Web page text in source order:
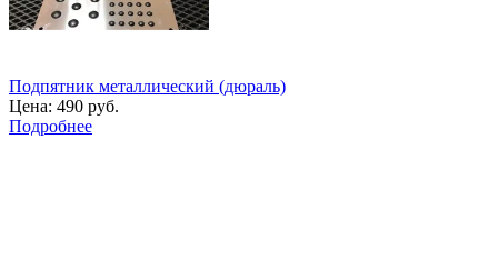
Подпятник металлический (дюраль)
Цена: 490 руб.
Подробнее